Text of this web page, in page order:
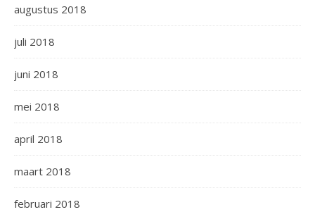
augustus 2018
juli 2018
juni 2018
mei 2018
april 2018
maart 2018
februari 2018